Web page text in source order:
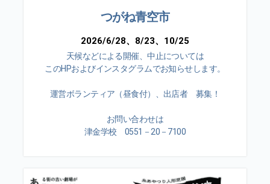
つがね青空市
2026/6/28、8/23、10/25
天候などによる開催、中止については
このHPおよびインスタグラムでお知らせします。
運営ボランティア（昼食付）、出店者 募集！
お問い合わせは
津金学校 0551－20－7100